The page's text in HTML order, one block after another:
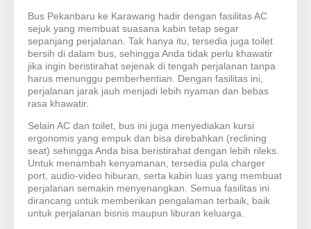
Bus Pekanbaru ke Karawang hadir dengan fasilitas AC
sejuk yang membuat suasana kabin tetap segar
sepanjang perjalanan. Tak hanya itu, tersedia juga toilet
bersih di dalam bus, sehingga Anda tidak perlu khawatir
jika ingin beristirahat sejenak di tengah perjalanan tanpa
harus menunggu pemberhentian. Dengan fasilitas ini,
perjalanan jarak jauh menjadi lebih nyaman dan bebas
rasa khawatir.
Selain AC dan toilet, bus ini juga menyediakan kursi
ergonomis yang empuk dan bisa direbahkan (reclining
seat) sehingga Anda bisa beristirahat dengan lebih rileks.
Untuk menambah kenyamanan, tersedia pula charger
port, audio-video hiburan, serta kabin luas yang membuat
perjalanan semakin menyenangkan. Semua fasilitas ini
dirancang untuk memberikan pengalaman terbaik, baik
untuk perjalanan bisnis maupun liburan keluarga.